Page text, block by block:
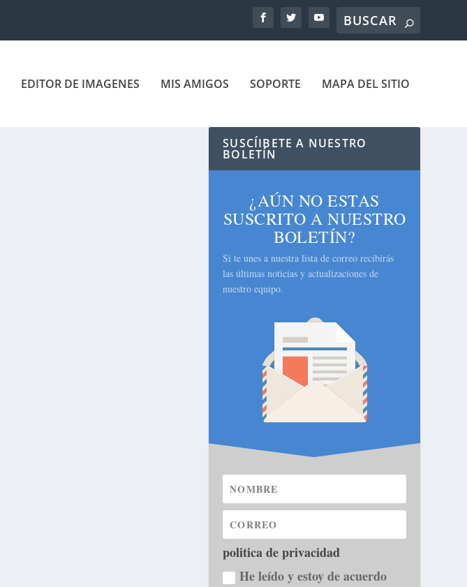
EDITOR DE IMAGENES MIS AMIGOS SOPORTE MAPA DEL SITIO
SUSCÍIBETE A NUESTRO
BOLETÍN
¿AÚN NO ESTAS
SUSCRITO A NUESTRO
BOLETÍN?
Si te unes a nuestra lista de correo recibirás
las últimas noticias y actualizaciones de
nuestro equipo.
politica de privacidad
He leído y estoy de acuerdo